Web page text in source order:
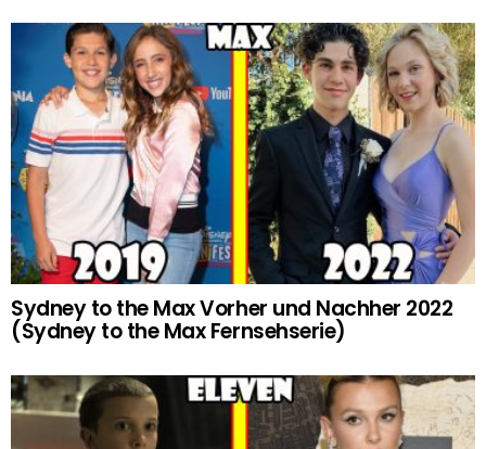
Sydney to the Max Vorher und Nachher 2022
(Sydney to the Max Fernsehserie)